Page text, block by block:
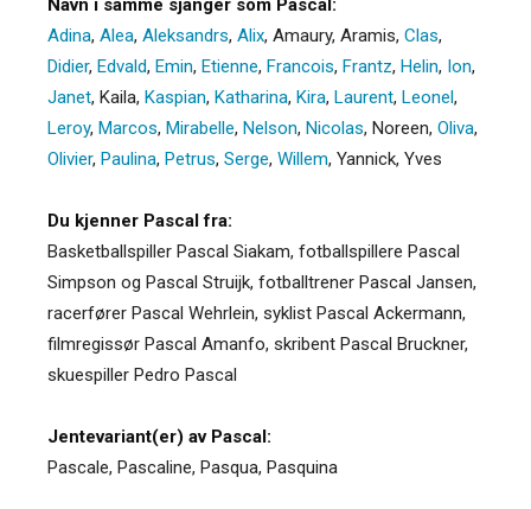
Adina, Alea, Aleksandrs, Alix, Amaury, Aramis, Clas,
Didier, Edvald, Emin, Etienne, Francois, Frantz, Helin, Ion,
Janet, Kaila, Kaspian, Katharina, Kira, Laurent, Leonel,
Leroy, Marcos, Mirabelle, Nelson, Nicolas, Noreen, Oliva,
Olivier, Paulina, Petrus, Serge, Willem, Yannick, Yves
Du kjenner Pascal fra:
Basketballspiller Pascal Siakam, fotballspillere Pascal
Simpson og Pascal Struijk, fotballtrener Pascal Jansen,
racerfører Pascal Wehrlein, syklist Pascal Ackermann,
filmregissør Pascal Amanfo, skribent Pascal Bruckner,
skuespiller Pedro Pascal
Jentevariant(er) av Pascal:
Pascale, Pascaline, Pasqua, Pasquina